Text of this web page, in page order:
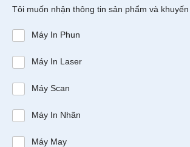
Tôi muốn nhận thông tin sản phẩm và
Máy In Phun
Máy In Laser
Máy Scan
Máy In Nhãn
Máy May